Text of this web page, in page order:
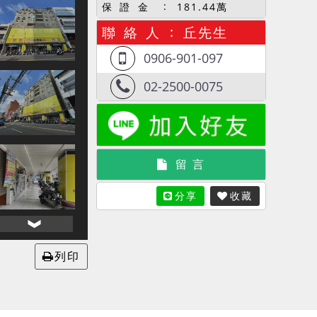
列印
保 證 金 181.44萬
聯 絡 人 丘先生
0906-901-097
02-2500-0075
留 言
分享 收藏